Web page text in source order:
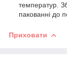
температур.
пакованні до
Приховати